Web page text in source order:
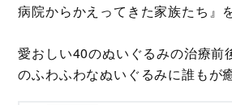
病院からかえってきた家族たち』
愛おしい40のぬいぐるみの治療前
のふわふわなぬいぐるみに誰もが